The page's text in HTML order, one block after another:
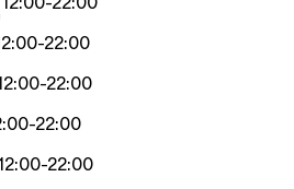
-22:00
-22:00
-22:00
-22:00